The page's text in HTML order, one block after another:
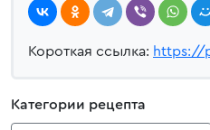
Короткая ссылка: https://
Категории рецепта